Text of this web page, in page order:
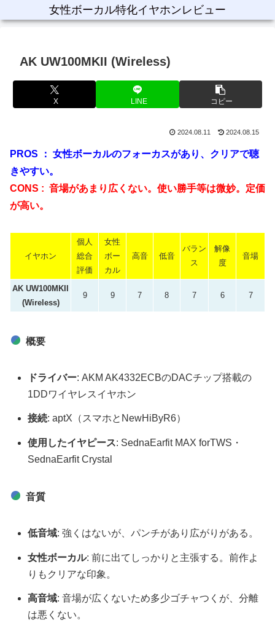
女性ボーカル特化イヤホンレビュー
AK UW100MKII (Wireless)
X LINE コピー
2024.08.11 2024.08.15
PROS ： 女性ボーカルのフォーカスがあり、クリアで聴
きやすい。
CONS : 音場があまり広くない。使い勝手等は微妙。定価
が高い。
イヤホン
個人
総合
評価
女性
ボー
カル
高音 低音
バラン
ス
解像
度
音場
AK UW100MKII
(Wireless)
9 9 7 8 7 6 7
概要
ドライバー: AKM AK4332ECBのDACチップ搭載の
1DDワイヤレスイヤホン
接続: aptX（スマホとNewHiByR6）
使用したイヤピース: SednaEarfit MAX forTWS・
SednaEarfit Crystal
音質
低音域: 強くはないが、パンチがあり広がりがある。
女性ボーカル: 前に出てしっかりと主張する。前作よ
りもクリアな印象。
高音域: 音場が広くないため多少ゴチャつくが、分離
は悪くない。